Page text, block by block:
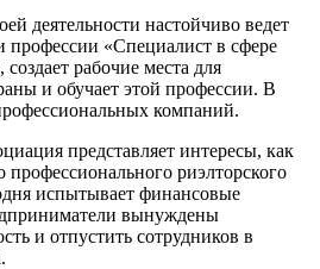
деятельности настойчиво ведет
профессии «Специалист в сфере
рабочие места для
и обучает этой профессии. В
компаний.
представляет интересы, как
профессионального риэлторского
испытывает финансовые
вынуждены
и отпустить сотрудников в